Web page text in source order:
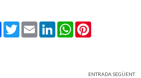
FacebookTwitterEmail LinkedInWhatsApp
ENTRADA SEGÜENT